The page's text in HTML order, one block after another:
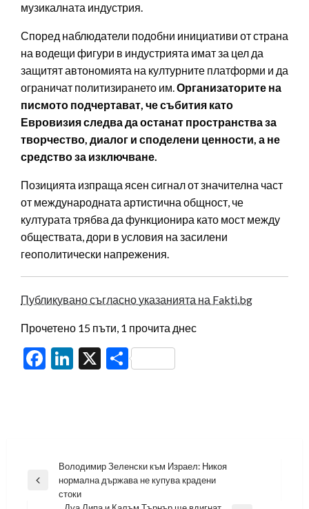
музикалната индустрия.
Според наблюдатели подобни инициативи от страна
на водещи фигури в индустрията имат за цел да
защитят автономията на културните платформи и да
ограничат политизирането им.Организаторите на
писмото подчертават, че събития като
Евровизия следва да останат пространства за
творчество, диалог и споделени ценности, а не
средство за изключване.
Позицията изпраща ясен сигнал от значителна част
от международната артистична общност, че
културата трябва да функционира като мост между
обществата, дори в условия на засилени
геополитически напрежения.
Публикувано съгласно указанията на Fakti.bg
Прочетено 15 пъти, 1 прочита днес
Facebook
LinkedIn
X Share
Навигация
Previous
Володимир Зеленски към Израел: Никоя
нормална държава не купува крадени
стоки